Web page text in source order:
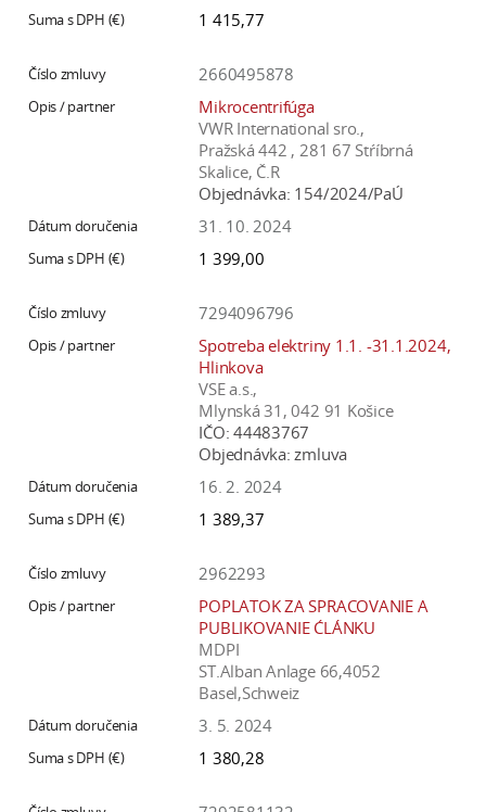
1 415,77
2660495878
Mikrocentrifúga
VWR International sro.,
Pražská 442 , 281 67 Stŕíbrná
Skalice, Č.R
Objednávka: 154/2024/PaÚ
31. 10. 2024
1 399,00
7294096796
Spotreba elektriny 1.1. -31.1.2024,
Hlinkova
VSE a.s.,
Mlynská 31, 042 91 Košice
IČO: 44483767
Objednávka: zmluva
16. 2. 2024
1 389,37
2962293
POPLATOK ZA SPRACOVANIE A
PUBLIKOVANIE ĆLÁNKU
MDPI
ST.Alban Anlage 66,4052
Basel,Schweiz
3. 5. 2024
1 380,28